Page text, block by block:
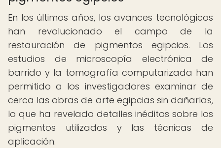
En los últimos años, los avances tecnológicos
han revolucionado el campo de la
restauración de pigmentos egipcios. Los
estudios de microscopía electrónica de
barrido y la tomografía computarizada han
permitido a los investigadores examinar de
cerca las obras de arte egipcias sin dañarlas,
lo que ha revelado detalles inéditos sobre los
pigmentos utilizados y las técnicas de
aplicación.